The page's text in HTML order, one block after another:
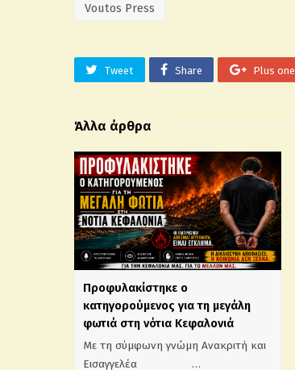
Voutos Press
Tweet Share Plus one
Άλλα άρθρα
Προφυλακίστηκε ο
κατηγορούμενος για τη μεγάλη
φωτιά στη νότια Κεφαλονιά
Με τη σύμφωνη γνώμη Ανακριτή και
Εισαγγελέα …